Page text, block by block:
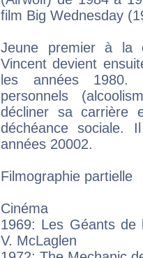
film Big Wednesday
Jeune premier à la
Vincent devient
les années 1980.
personnels
décliner sa carrière
déchéance sociale.
années 20002.
Filmographie partielle
Cinéma
1969: Les Géants de
V. McLaglen